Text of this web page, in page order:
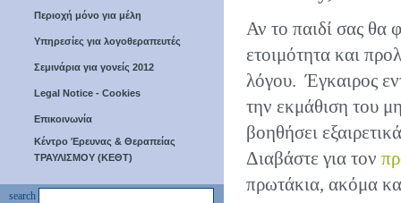
Περιοχή μόνο για μέλη
Υπηρεσίες για λογοθεραπευτές
Σεμινάρια για γονείς 2012
Legal Notice - Cookies
Επικοινωνία
Κέντρο Έρευνας & Θεραπείας
ΤΡΑΥΛΙΣΜΟΥ (ΚΕΘΤ)
search
Αν το παιδί σας θα
ετοιμότητα και
λόγου. Έγκαιρος
την εκμάθιση του
βοηθήσει
Διαβάστε για τον
πρωτάκια, ακόμα